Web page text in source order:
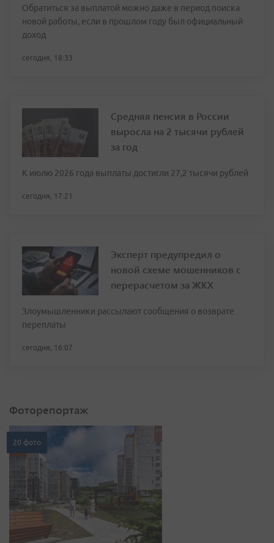
Обратиться за выплатой можно даже в период поиска
новой работы, если в прошлом году был официальный
доход
сегодня, 18:33
Средняя пенсия в России
выросла на 2 тысячи рублей
за год
К июлю 2026 года выплаты достигли 27,2 тысячи рублей
сегодня, 17:21
Эксперт предупредил о
новой схеме мошенников с
перерасчетом за ЖКХ
Злоумышленники рассылают сообщения о возврате
переплаты
сегодня, 16:07
Фоторепортаж
20 фото